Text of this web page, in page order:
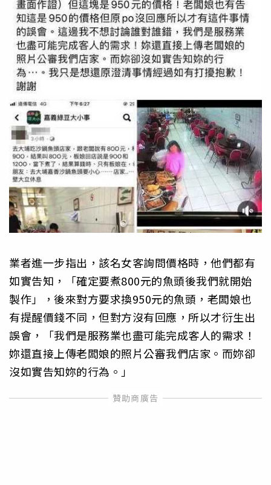
業者進一步指出，該名女客詢問價格時，他們都有
如實告知，「確定要煮800元的魚頭後我們就開始
製作」，後來對方要求換950元的魚頭，老闆娘也
有提醒價錢不同，但對方沒有回應，所以才衍生出
誤會，「我們是服務業也盡可能完成客人的需求！
妳還直接上傳老闆娘的照片公審我們店家。而妳卻
沒如實告知妳的行為。」